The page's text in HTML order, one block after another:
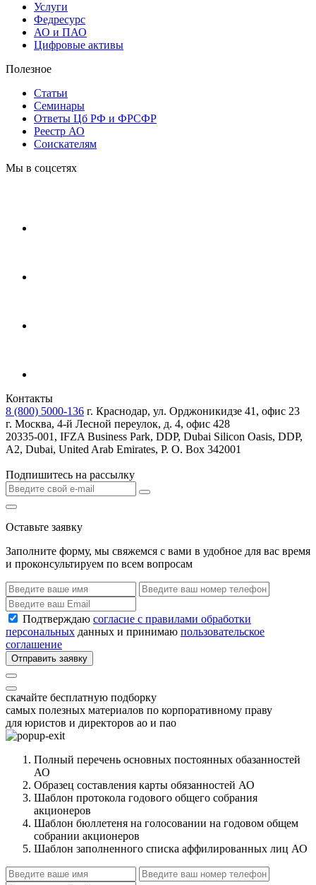
Услуги
Федресурс
АО и ПАО
Цифровые активы
Полезное
Статьи
Cеминары
Ответы Цб РФ и ФРСФР
Реестр АО
Соискателям
Мы в соцсетях
Контакты
8 (800) 5000-136 г. Краснодар, ул. Орджоникидзе 41, офис 23
г. Москва, 4-й Лесной переулок, д. 4, офис 428
20335-001, IFZA Business Park, DDP, Dubai Silicon Oasis, DDP,
A2, Dubai, United Arab Emirates, P. O. Box 342001
Подпишитесь на рассылку
Оставьте заявку
Заполните форму, мы свяжемся с вами в удобное для вас время
и проконсультируем по всем вопросам
Подтверждаю согласие с правилами обработки
персональных данных и принимаю пользовательское
соглашение
Отправить заявку
скачайте бесплатную подборку
самых полезных материалов по корпоративному праву
для юристов и директоров ао и пао
Полный перечень основных постоянных обазанностей
АО
Образец составления карты обязанностей АО
Шаблон протокола годового общего собрания
акционеров
Шаблон бюллетеня на голосовании на годовом общем
собрании акционеров
Шаблон заполненного списка аффилированных лиц АО